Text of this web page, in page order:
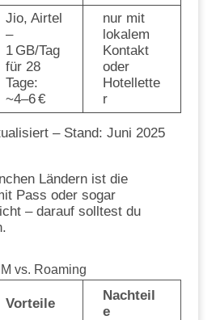
Jio, Airtel
–
1 GB/Tag
für 28
Tage:
~4–6 €
nur mit
lokalem
Kontakt
oder
Hotellette
r
– Stand: Juni 2025
Ländern ist die
Pass oder sogar
– darauf solltest du
vs. Roaming
Vorteile
Nachteil
e